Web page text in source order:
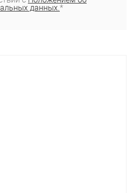
данных.*